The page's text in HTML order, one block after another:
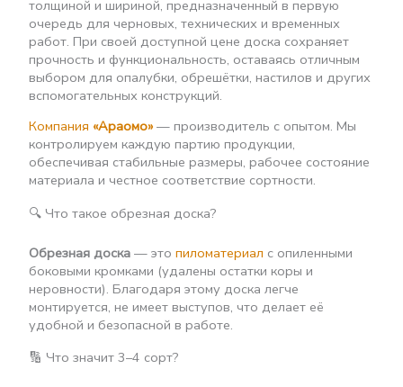
толщиной и шириной, предназначенный в первую
очередь для черновых, технических и временных
работ. При своей доступной цене доска сохраняет
прочность и функциональность, оставаясь отличным
выбором для опалубки, обрешётки, настилов и других
вспомогательных конструкций.
Компания «Араомо» — производитель с опытом. Мы
контролируем каждую партию продукции,
обеспечивая стабильные размеры, рабочее состояние
материала и честное соответствие сортности.
🔍 Что такое обрезная доска?
Обрезная доска — этопиломатериал с опиленными
боковыми кромками (удалены остатки коры и
неровности). Благодаря этому доска легче
монтируется, не имеет выступов, что делает её
удобной и безопасной в работе.
🔢 Что значит 3–4 сорт?